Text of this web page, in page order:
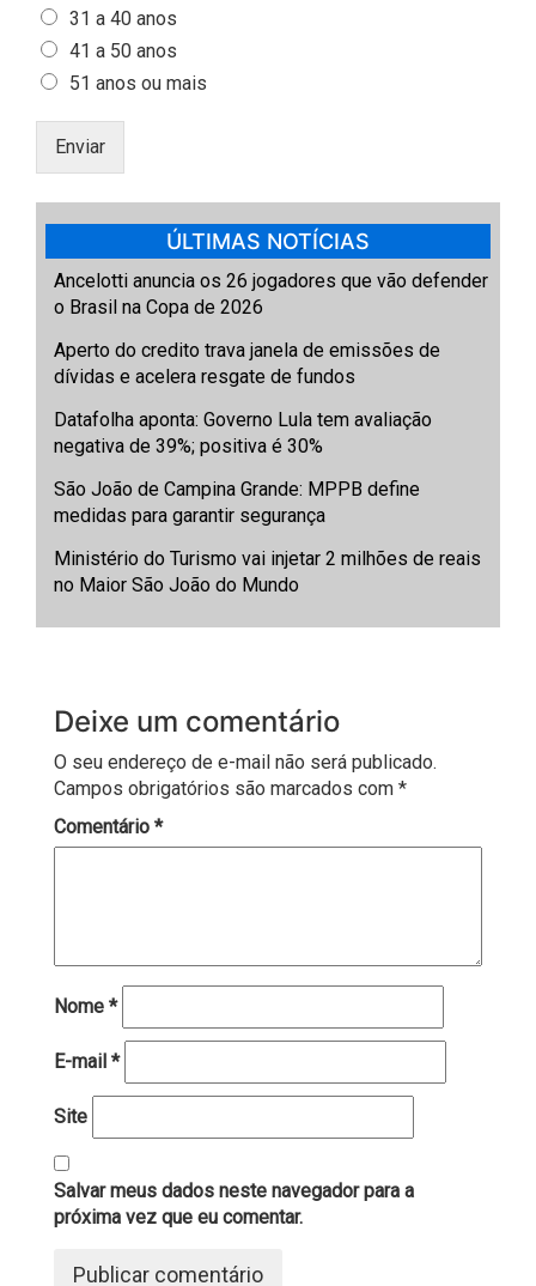
31 a 40 anos
41 a 50 anos
51 anos ou mais
Enviar
ÚLTIMAS NOTÍCIAS
Ancelotti anuncia os 26 jogadores que vão defender
o Brasil na Copa de 2026
Aperto do credito trava janela de emissões de
dívidas e acelera resgate de fundos
Datafolha aponta: Governo Lula tem avaliação
negativa de 39%; positiva é 30%
São João de Campina Grande: MPPB define
medidas para garantir segurança
Ministério do Turismo vai injetar 2 milhões de reais
no Maior São João do Mundo
Deixe um comentário
O seu endereço de e-mail não será publicado.
Campos obrigatórios são marcados com *
Comentário *
Nome *
E-mail *
Site
Salvar meus dados neste navegador para a
próxima vez que eu comentar.